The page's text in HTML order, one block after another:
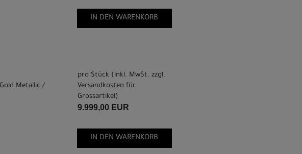
IN DEN WARENKORB
Metallic /
pro Stück (inkl. MwSt. zzgl.
Versandkosten für
Grossartikel )
9.999,00 EUR
IN DEN WARENKORB